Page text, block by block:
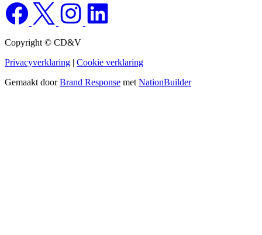
Copyright © CD&V
Privacyverklaring | Cookie verklaring
Gemaakt doorBrand Response met NationBuilder